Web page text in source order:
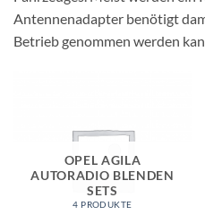
Antennenadapter benötigt
Betrieb genommen werden
OPEL AGILA
AUTORADIO BLENDEN
SETS
4 PRODUKTE